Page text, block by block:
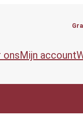
onsMijn account